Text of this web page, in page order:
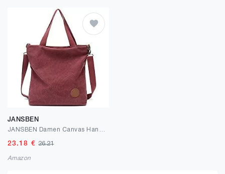
JANSBEN
23.18 €26.21
Amazon